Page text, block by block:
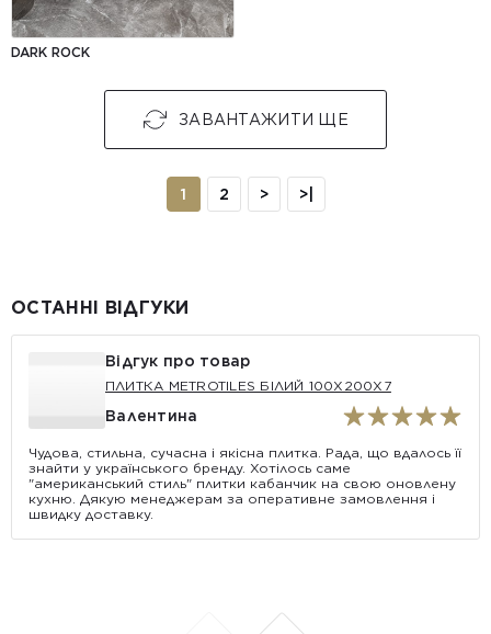
DARK ROCK
ЗАВАНТАЖИТИ ЩЕ
1 2 > >|
ОСТАННІ ВІДГУКИ
Відгук про товар
ПЛИТКА METROTILES БІЛИЙ 100X200X7
Валентина
Чудова, стильна, сучасна і якісна плитка. Рада, що вдалось її
знайти у українського бренду. Хотілось саме
"американський стиль" плитки кабанчик на свою оновлену
кухню. Дякую менеджерам за оперативне замовлення і
швидку доставку.